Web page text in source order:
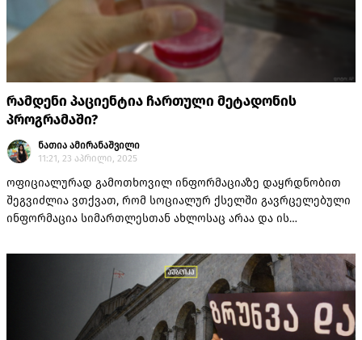
რამდენი პაციენტია ჩართული მეტადონის
პროგრამაში?
ნათია ამირანაშვილი
11:21, 23 აპრილი, 2025
ოფიციალურად გამოთხოვილ ინფორმაციაზე დაყრდნობით
შეგვიძლია ვთქვათ, რომ სოციალურ ქსელში გავრცელებული
ინფორმაცია სიმართლესთან ახლოსაც არაა და ის
მეტადონის პროგრამის პაციენტების რიცხვს.